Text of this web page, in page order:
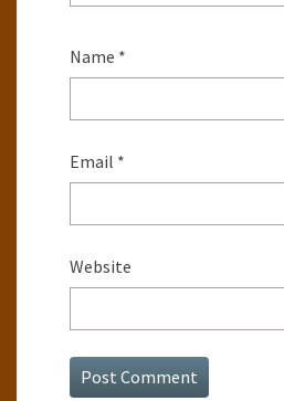
Name *
Email *
Website